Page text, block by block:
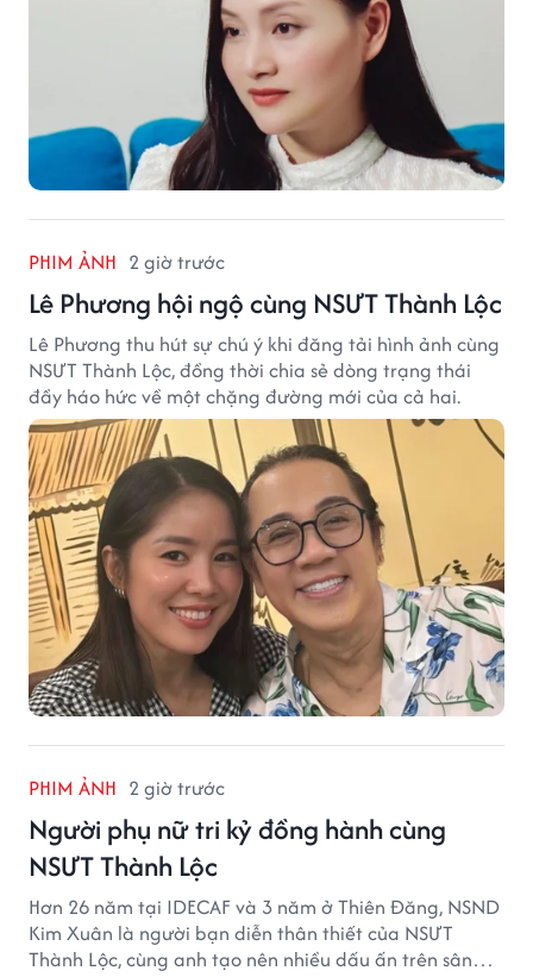
PHIM ẢNH 2 giờ trước
Lê Phương hội ngộ cùng NSƯT Thành Lộc
Lê Phương thu hút sự chú ý khi đăng tải hình ảnh cùng
NSƯT Thành Lộc, đồng thời chia sẻ dòng trạng thái
đầy háo hức về một chặng đường mới của cả hai.
PHIM ẢNH 2 giờ trước
Người phụ nữ tri kỷ đồng hành cùng
NSƯT Thành Lộc
Hơn 26 năm tại IDECAF và 3 năm ở Thiên Đăng, NSND
Kim Xuân là người bạn diễn thân thiết của NSƯT
Thành Lộc, cùng anh tạo nên nhiều dấu ấn trên sân